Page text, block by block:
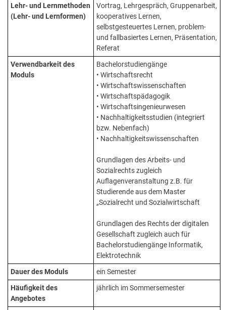
Lehr- und Lernmethoden
(Lehr- und Lernformen)
Vortrag, Lehrgespräch, Gruppenarbeit,
kooperatives Lernen,
selbstgesteuertes Lernen, problem-
und fallbasiertes Lernen, Präsentation,
Referat
Verwendbarkeit des
Moduls
Bachelorstudiengänge
• Wirtschaftsrecht
• Wirtschaftswissenschaften
• Wirtschaftspädagogik
• Wirtschaftsingenieurwesen
• Nachhaltigkeitsstudien (integriert
bzw. Nebenfach)
• Nachhaltigkeitswissenschaften
Grundlagen des Arbeits- und
Sozialrechts zugleich
Auflagenveranstaltung z.B. für
Studierende aus dem Master
„Sozialrecht und Sozialwirtschaft
Grundlagen des Rechts der digitalen
Gesellschaft zugleich auch für
Bachelorstudiengänge Informatik,
Elektrotechnik
Dauer des Moduls
ein Semester
Häufigkeit des
Angebotes
jährlich im Sommersemester